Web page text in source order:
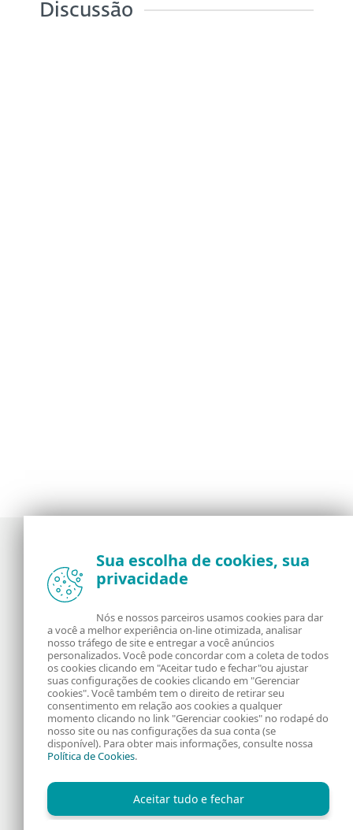
Discussão
Notícias, opiniões e análises da comunidade de
segurança da ESET
Sobre o WeLiveSecurity RSS Feed
Fale Conosco Endereço
Informação Legal Política de Cookies
Política de Privacidade
Sua escolha de cookies, sua
privacidade
Nós e nossos parceiros usamos cookies para dar
a você a melhor experiência on-line otimizada, analisar
nosso tráfego de site e entregar a você anúncios
personalizados. Você pode concordar com a coleta de todos
os cookies clicando em "Aceitar tudo e fechar"ou ajustar
suas configurações de cookies clicando em "Gerenciar
cookies". Você também tem o direito de retirar seu
consentimento em relação aos cookies a qualquer
momento clicando no link "Gerenciar cookies" no rodapé do
nosso site ou nas configurações da sua conta (se
disponível). Para obter mais informações, consulte nossa
Política de Cookies.
Aceitar tudo e fechar